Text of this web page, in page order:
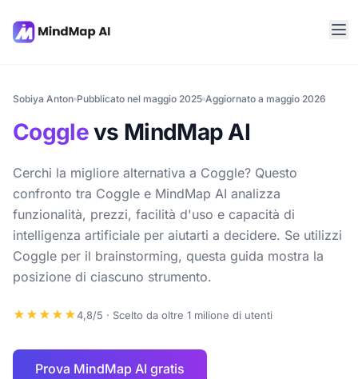
Sobiya Anton Pubblicato nel maggio 2025 Aggiornato a maggio 2026
Cogglevs MindMap AI
Cerchi la migliore alternativa a Coggle? Questo
confronto tra Coggle e MindMap AI analizza
funzionalità, prezzi, facilità d'uso e capacità di
intelligenza artificiale per aiutarti a decidere. Se utilizzi
Coggle per il brainstorming, questa guida mostra la
posizione di ciascuno strumento.
★★★★★4,8/5 · Scelto da oltre 1 milione di utenti
Prova MindMap AI gratis